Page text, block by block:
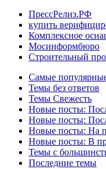
ПрессРелиз.РФ
купить
Комплексное
Мосинформбюро
Строительный
Самые
Темы без ответов
Темы Свежесть
Новые посты:
Новые посты:
Новые посты: На
Новые посты: В
Темы с
Последние темы